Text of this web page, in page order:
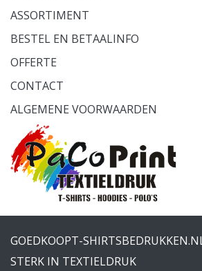
ASSORTIMENT
BESTEL EN BETAALINFO
OFFERTE
CONTACT
ALGEMENE VOORWAARDEN
GOEDKOOPT-
STERK IN TEXTIELDRUK